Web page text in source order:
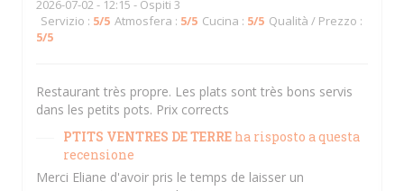
2026-07-02 - 12:15 - Ospiti 3
Servizio : 5/5 Atmosfera : 5/5 Cucina : 5/5 Qualità / Prezzo :
5/5
Restaurant très propre. Les plats sont très bons servis
dans les petits pots. Prix corrects
PTITS VENTRES DE TERRE ha risposto a questa
recensione
Merci Eliane d'avoir pris le temps de laisser un